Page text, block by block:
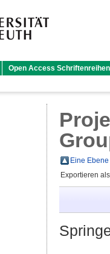
Open Access Schriftenreihen
Eine
Exportieren als